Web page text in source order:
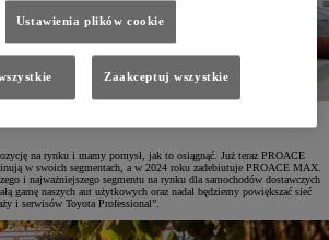
Toyota Central Europe, mówiąc o dalszych planach koncernu,
na rynku i mamy pomysł, jak to osiągnąć. Już teraz PROACE
w swoich segmentach, a w 2024 roku zadebiutuje PROACE MAX.
i najważniejszego segmentu na rynku dla samochodów dostawczych
gamę naszych aut użytkowych oraz nadal będziemy powiększać sieć
i serwisów Toyota Professional”.
Ustawienia plików cookie
Zaakceptuj wszystkie